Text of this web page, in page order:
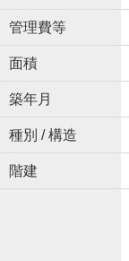
管理費等
面積
築年月
種別 / 構造
階建